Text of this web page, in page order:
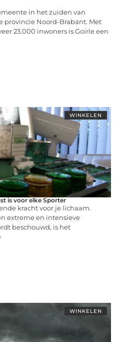
in het zuiden van
provincie Noord-Brabant. Met
23.000 inwoners is Goirle een
WINKELEN
is voor elke Sporter
kracht voor je lichaam.
extreme en intensieve
beschouwd, is het
WINKELEN